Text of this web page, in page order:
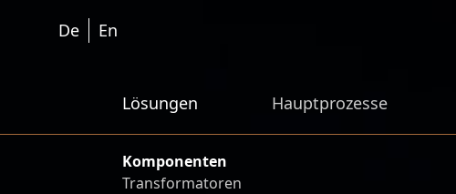
De En
Lösungen Hauptprozesse
Komponenten
Transformatoren